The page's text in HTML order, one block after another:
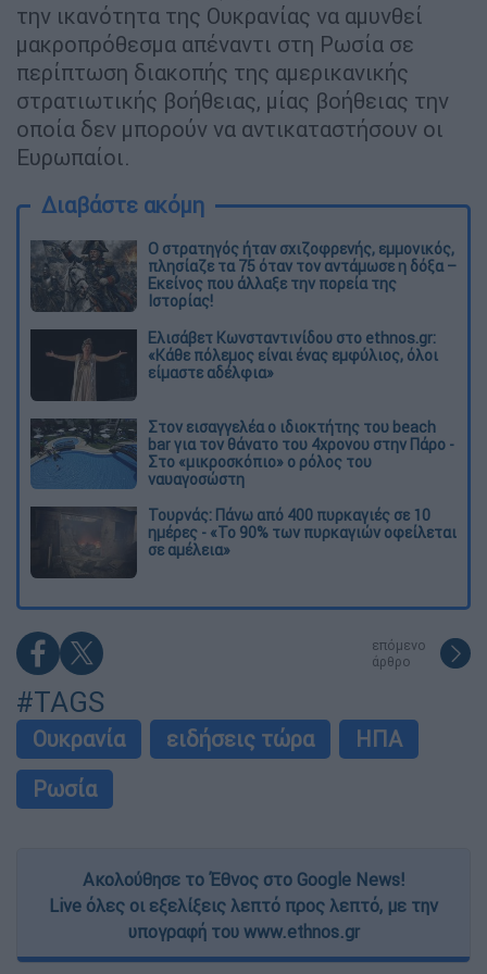
την ικανότητα της Ουκρανίας να αμυνθεί
μακροπρόθεσμα απέναντι στη Ρωσία σε
περίπτωση διακοπής της αμερικανικής
στρατιωτικής βοήθειας, μίας βοήθειας την
οποία δεν μπορούν να αντικαταστήσουν οι
Ευρωπαίοι.
Διαβάστε ακόμη
O στρατηγός ήταν σχιζοφρενής, εμμονικός,
πλησίαζε τα 75 όταν τον αντάμωσε η δόξα –
Εκείνος που άλλαξε την πορεία της
Ιστορίας!
Ελισάβετ Κωνσταντινίδου στο ethnos.gr:
«Κάθε πόλεμος είναι ένας εμφύλιος, όλοι
είμαστε αδέλφια»
Στον εισαγγελέα ο ιδιοκτήτης του beach
bar για τον θάνατο του 4χρονου στην Πάρο -
Στο «μικροσκόπιο» ο ρόλος του
ναυαγοσώστη
Τουρνάς: Πάνω από 400 πυρκαγιές σε 10
ημέρες - «Το 90% των πυρκαγιών οφείλεται
σε αμέλεια»
επόμενο
άρθρο
#TAGS
Ουκρανία ειδήσεις τώρα
ΗΠΑ
Ρωσία
Ακολούθησε το Έθνος στο Google News!
Live όλες οι εξελίξεις λεπτό προς λεπτό, με την
υπογραφή του www.ethnos.gr